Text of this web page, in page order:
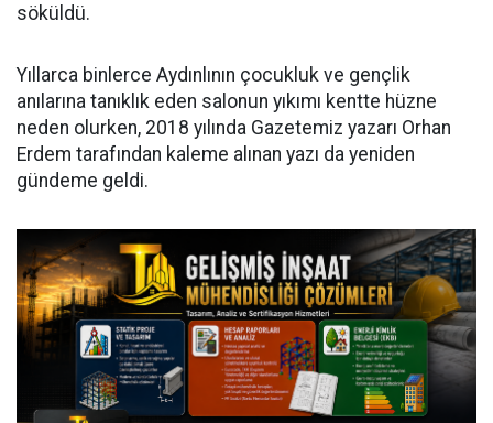
söküldü.
Yıllarca binlerce Aydınlının çocukluk ve gençlik
anılarına tanıklık eden salonun yıkımı kentte hüzne
neden olurken, 2018 yılında Gazetemiz yazarı Orhan
Erdem tarafından kaleme alınan yazı da yeniden
gündeme geldi.